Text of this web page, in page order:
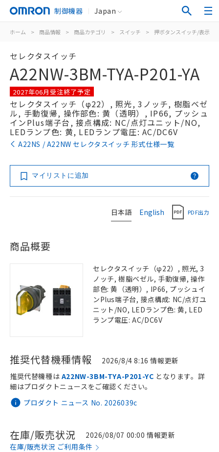
制御機器 Japan
ホーム > 商品情報 > 商品カテゴリ > スイッチ > 押ボタンスイッチ/表示灯
セレクタスイッチ
A22NW-3BM-TYA-P201-YA
2027年06月受注終了予定
セレクタスイッチ（φ22）, 照光, 3ノッチ, 樹脂ベゼ
ル, 手動復帰, 操作部色: 黄（透明）, IP66, プッシュ
インPlus端子台, 接点構成: NC/点灯ユニット/NO,
LEDランプ色: 黄, LEDランプ電圧: AC/DC6V
A22NS / A22NW セレクタスイッチ 形式仕様一覧
マイリストに追加
日本語 English PDF出力
商品概要
セレクタスイッチ（φ22）, 照光, 3
ノッチ, 樹脂ベゼル, 手動復帰, 操作
部色: 黄（透明）, IP66, プッシュイ
ンPlus端子台, 接点構成: NC/点灯ユ
ニット/NO, LEDランプ色: 黄, LED
ランプ電圧: AC/DC6V
推奨代替機種情報 2026/8/4 8:16 情報更新
プロダクト ニュース No. 2026039c
推奨代替機種は A22NW-3BM-TYA-P201-YC となります。詳
細はプロダクトニュースをご確認ください。
在庫/販売状況
2026/08/07 00:00 情報更新
在庫/販売状況 ご利用条件